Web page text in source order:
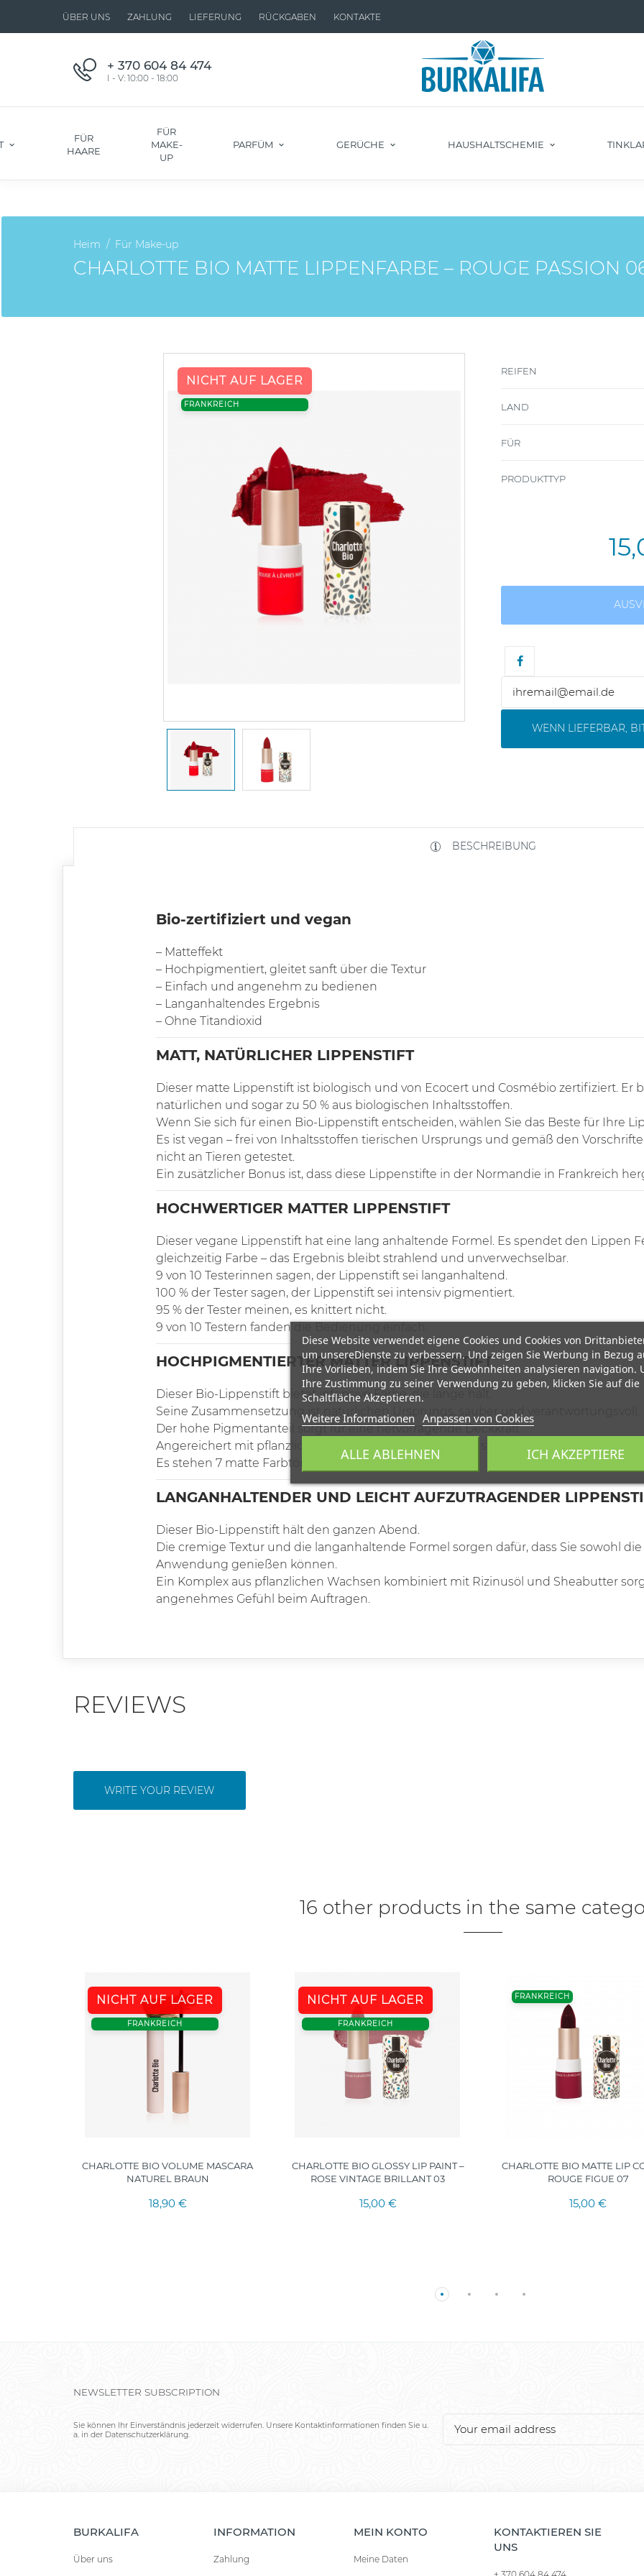
ÜBER UNS ZAHLUNG LIEFERUNG RÜCKGABEN KONTAKTE
+ 370 604 84 474
I - V: 10:00 - 18:00
FÜR
HAARE
FÜR
MAKE-
UP
PARFÜM GERÜCHE HAUSHALTSCHEMIE
Heim Für Make-up
CHARLOTTE BIO MATTE LIPPENFARBE – ROUGE PASSION
NICHT AUF LAGER
FRANKREICH
REIFEN
LAND
FÜR
PRODUKTTYP
WENN LIEFERBAR,
BESCHREIBUNG
Bio-zertifiziert und vegan
– Matteffekt
– Hochpigmentiert, gleitet sanft über die Textur
– Einfach und angenehm zu bedienen
– Langanhaltendes Ergebnis
– Ohne Titandioxid
MATT, NATÜRLICHER LIPPENSTIFT
Dieser matte Lippenstift ist biologisch und von Ecocert und Cosmébio zertifiziert. Er
natürlichen und sogar zu 50 % aus biologischen Inhaltsstoffen.
Wenn Sie sich für einen Bio-Lippenstift entscheiden, wählen Sie das Beste für Ihre
Es ist vegan – frei von Inhaltsstoffen tierischen Ursprungs und gemäß den
nicht an Tieren getestet.
Ein zusätzlicher Bonus ist, dass diese Lippenstifte in der Normandie in Frankreich
HOCHWERTIGER MATTER LIPPENSTIFT
Dieser vegane Lippenstift hat eine lang anhaltende Formel. Es spendet den Lippen
gleichzeitig Farbe – das Ergebnis bleibt strahlend und unverwechselbar.
9 von 10 Testerinnen sagen, der Lippenstift sei langanhaltend.
100 % der Tester sagen, der Lippenstift sei intensiv pigmentiert.
95 % der Tester meinen, es knittert nicht.
9 von 10 Testern fanden die Bedienung einfach.
HOCHPIGMENTIERTER MATTER LIPPENSTIFT
Dieser Bio-Lippenstift bietet intensive Farbe, die lange hält.
Seine Zusammensetzung ist natürlichen Ursprungs, sauber und verantwortungsvoll.
Der hohe Pigmentanteil sorgt für eine hervorragende Deckkraft.
Angereichert mit pflanzlichen Wachsen sorgt der Lippenstift für Weichheit und
Es stehen 7 matte Farbtöne zur Auswahl.
LANGANHALTENDER UND LEICHT AUFZUTRAGENDER
Dieser Bio-Lippenstift hält den ganzen Abend.
Die cremige Textur und die langanhaltende Formel sorgen dafür, dass Sie sowohl
Anwendung genießen können.
Ein Komplex aus pflanzlichen Wachsen kombiniert mit Rizinusöl und Sheabutter
angenehmes Gefühl beim Auftragen.
REVIEWS
WRITE YOUR REVIEW
16 other products in the same
NICHT AUF LAGER
FRANKREICH
CHARLOTTE BIO VOLUME MASCARA
NATUREL BRAUN
18,90 €
NICHT AUF LAGER
FRANKREICH
CHARLOTTE BIO GLOSSY LIP PAINT –
ROSE VINTAGE BRILLANT 03
15,00 €
FRANKREICH
CHARLOTTE BIO MATTE LIP
ROUGE FIGUE 07
15,00 €
NEWSLETTER SUBSCRIPTION
Sie können Ihr Einverständnis jederzeit widerrufen. Unsere Kontaktinformationen finden Sie u.
a. in der Datenschutzerklärung.
BURKALIFA
Über uns
INFORMATION
Zahlung
MEIN KONTO
Meine Daten
KONTAKTIEREN SIE
UNS
Diese Website verwendet eigene Cookies und Cookies von
um unsereDienste zu verbessern. Und zeigen Sie Werbung in Bezug
Ihre Vorlieben, indem Sie Ihre Gewohnheiten analysieren navigation.
Ihre Zustimmung zu seiner Verwendung zu geben, klicken Sie auf die
Schaltfläche Akzeptieren.
Weitere Informationen Anpassen von Cookies
ALLE ABLEHNEN ICH AKZEPTIERE